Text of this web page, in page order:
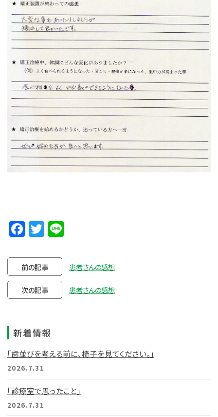
Facebook
Twitter
前の記事 患者さんの感想
次の記事 患者さんの感想
新着情報
「歯並びを考える前に、椅子を見てください。」
2026.7.31
「診療室で思ったこと」
2026.7.31